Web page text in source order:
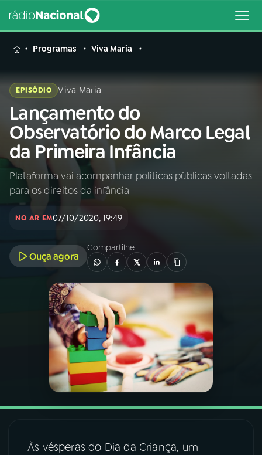
MENU
Buscar
na
Rádio
Nacional
Buscar
AO VIVO
INÍCIO
A RÁDIO
PROGRAMAÇÃO
PROGRAMAS
PODCASTS
06VIDEOCASTS
07ÚLTIMAS
Programas Viva Maria
EPISÓDIO Viva Maria
Lançamento do
Observatório do Marco Legal
da Primeira Infância
Plataforma vai acompanhar políticas públicas voltadas
para os direitos da infância
NO AR EM07/10/2020, 19:49
Ouça agora
Compartilhe
Às vésperas do Dia da Criança, um